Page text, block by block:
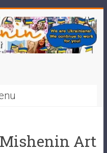
Mishenin Art غا خۇش كەپسىز!